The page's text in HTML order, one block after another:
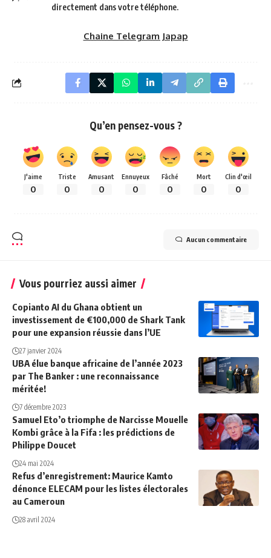
directement dans votre téléphone.
Chaine Telegram Japap
Qu’en pensez-vous ?
J'aime
0
Triste
0
Amusant
0
Ennuyeux
0
Fâché
0
Mort
0
Clin d'œil
0
Aucun commentaire
Vous pourriez aussi aimer
Copianto AI du Ghana obtient un
investissement de €100,000 de Shark Tank
pour une expansion réussie dans l’UE
27 janvier 2024
UBA élue banque africaine de l’année 2023
par The Banker : une reconnaissance
méritée!
7 décembre 2023
Samuel Eto’o triomphe de Narcisse Mouelle
Kombi grâce à la Fifa : les prédictions de
Philippe Doucet
24 mai 2024
Refus d’enregistrement: Maurice Kamto
dénonce ELECAM pour les listes électorales
au Cameroun
28 avril 2024